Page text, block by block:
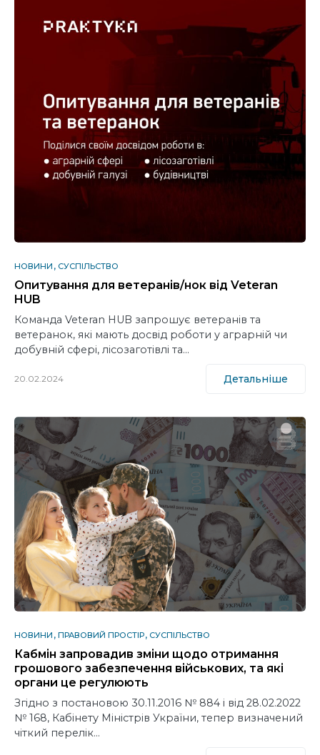
НОВИНИ СУСПІЛЬСТВО
Опитування для ветеранів/нок від Veteran
HUB
Команда Veteran HUB запрошує ветеранів та
ветеранок, які мають досвід роботи у аграрній чи
добувній сфері, лісозаготівлі та…
20.02.2024 Детальніше
НОВИНИ ПРАВОВИЙ ПРОСТІР СУСПІЛЬСТВО
Кабмін запровадив зміни щодо отримання
грошового забезпечення військових, та які
органи це регулюють
Згідно з постановою 30.11.2016 № 884 і від 28.02.2022
№ 168, Кабінету Міністрів України, тепер визначений
чіткий перелік…